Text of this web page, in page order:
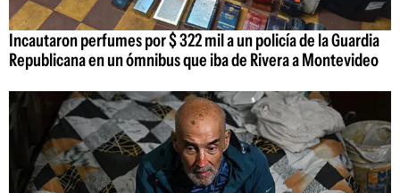
Incautaron perfumes por $ 322 mil a un policía de la Guardia
Republicana en un ómnibus que iba de Rivera a Montevideo